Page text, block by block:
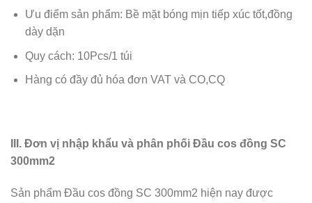
Ưu điểm sản phẩm: Bề mặt bóng mịn tiếp xúc tốt,đồng
dày dặn
Quy cách: 10Pcs/1 túi
Hàng có đầy đủ hóa đơn VAT và CO,CQ
III. Đơn vị nhập khẩu và phân phối Đầu cos đồng SC
300mm2
Sản phẩm Đầu cos đồng SC 300mm2 hiện nay được